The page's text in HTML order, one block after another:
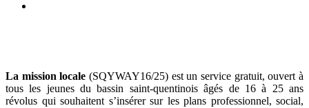
La mission locale (SQYWAY16/25) est un service gratuit, ouvert à
tous les jeunes du bassin saint-quentinois âgés de 16 à 25 ans
révolus qui souhaitent s’insérer sur les plans professionnel, social,